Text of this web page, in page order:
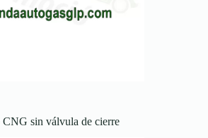
sin válvula de cierre